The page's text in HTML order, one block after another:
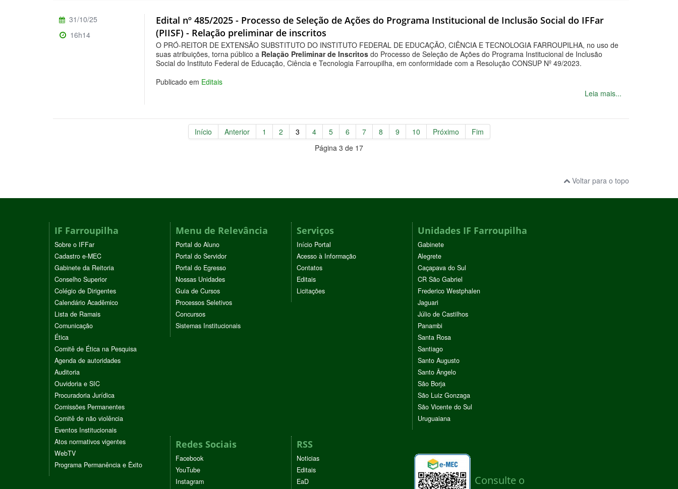
Edital nº 485/2025 - Processo de Seleção de Ações do Programa Institucional de Inclusão Social do IFFar
(PIISF) - Relação preliminar de inscritos
O PRÓ-REITOR DE EXTENSÃO SUBSTITUTO DO INSTITUTO FEDERAL DE EDUCAÇÃO, CIÊNCIA E TECNOLOGIA FARROUPILHA, no uso de
suas atribuições, torna público a Relação Preliminar de Inscritos do Processo de Seleção de Ações do Programa Institucional de Inclusão
Social do Instituto Federal de Educação, Ciência e Tecnologia Farroupilha, em conformidade com a Resolução CONSUP Nº 49/2023.
Publicado em Editais
Leia mais...
31/10/25
16h14
Início Anterior 1 2 3 4 5 6 7 8 9 10 Próximo
Fim
Página 3 de 17
Voltar para o topo
IF Farroupilha
Sobre o IFFar
Cadastro e-MEC
Gabinete da Reitoria
Conselho Superior
Colégio de Dirigentes
Calendário Acadêmico
Lista de Ramais
Comunicação
Ética
Comitê de Ética na Pesquisa
Agenda de autoridades
Auditoria
Ouvidoria e SIC
Procuradoria Jurídica
Comissões Permanentes
Comitê de não violência
Eventos Institucionais
Atos normativos vigentes
WebTV
Programa Permanência e Êxito
Menu de Relevância
Portal do Aluno
Portal do Servidor
Portal do Egresso
Nossas Unidades
Guia de Cursos
Processos Seletivos
Concursos
Sistemas Institucionais
Serviços
Início Portal
Acesso à Informação
Contatos
Editais
Licitações
Unidades IF Farroupilha
Gabinete
Alegrete
Caçapava do Sul
CR São Gabriel
Frederico Westphalen
Jaguari
Júlio de Castilhos
Panambi
Santa Rosa
Santiago
Santo Augusto
Santo Ângelo
São Borja
São Luiz Gonzaga
São Vicente do Sul
Uruguaiana
Redes Sociais
Facebook
YouTube
Instagram
RSS
Noticias
Editais
EaD